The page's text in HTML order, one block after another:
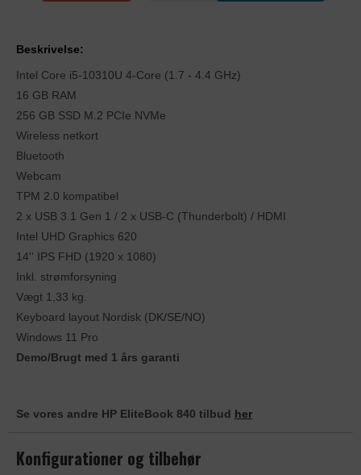
Beskrivelse:
Intel Core i5-10310U 4-Core (1.7 - 4.4 GHz)
16 GB RAM
256 GB SSD M.2 PCIe NVMe
Wireless netkort
Bluetooth
Webcam
TPM 2.0 kompatibel
2 x USB 3.1 Gen 1 / 2 x USB-C (Thunderbolt) / HDMI
Intel UHD Graphics 620
14'' IPS FHD (1920 x 1080)
Inkl. strømforsyning
Vægt 1,33 kg.
Keyboard layout Nordisk (DK/SE/NO)
Windows 11 Pro
Demo/Brugt med 1 års garanti
Se vores andre HP EliteBook 840 tilbud her
Konfigurationer og tilbehør